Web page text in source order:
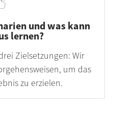
und was kann
lernen?
Zielsetzungen: Wir
um das
zu erzielen.